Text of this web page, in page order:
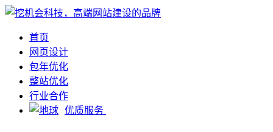
首页
网页设计
包年优化
整站优化
行业合作
优质服务